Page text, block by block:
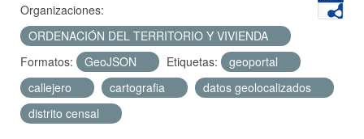
Organizaciones:
ORDENACIÓN DEL TERRITORIO Y VIVIENDA
Formatos:
GeoJSON Etiquetas:
geoportal
callejero
cartografia
datos geolocalizados
distrito censal